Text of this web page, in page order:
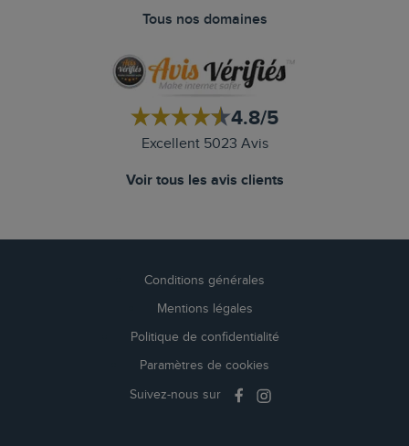
Tous nos domaines
4.8/5
Excellent 5023 Avis
Voir tous les avis clients
Conditions générales
Mentions légales
Politique de confidentialité
Paramètres de cookies
Suivez-nous sur